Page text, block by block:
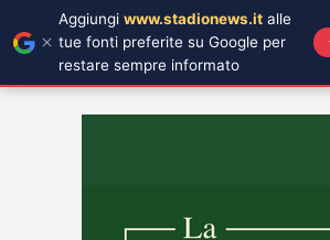
Aggiungi www.stadionews.it alle
tue fonti preferite su Google per
restare sempre informato